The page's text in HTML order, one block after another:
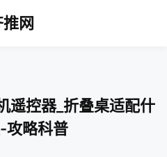
网
遥控器_折叠桌适配什
攻略科普